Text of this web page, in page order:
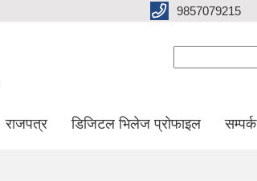
9857079215
राजपत्र डिजिटल भिलेज प्रोफाइल सम्पर्क